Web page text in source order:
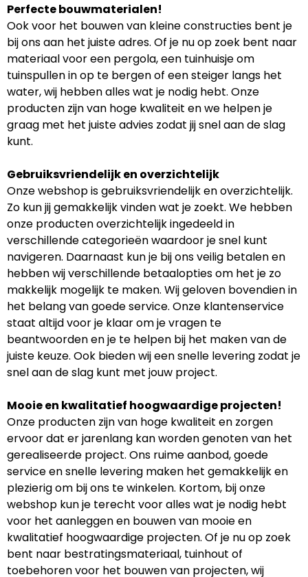
Perfecte bouwmaterialen!
Ook voor het bouwen van kleine constructies bent je
bij ons aan het juiste adres. Of je nu op zoek bent naar
materiaal voor een pergola, een tuinhuisje om
tuinspullen in op te bergen of een steiger langs het
water, wij hebben alles wat je nodig hebt. Onze
producten zijn van hoge kwaliteit en we helpen je
graag met het juiste advies zodat jij snel aan de slag
kunt.
Gebruiksvriendelijk en overzichtelijk
Onze webshop is gebruiksvriendelijk en overzichtelijk.
Zo kun jij gemakkelijk vinden wat je zoekt. We hebben
onze producten overzichtelijk ingedeeld in
verschillende categorieën waardoor je snel kunt
navigeren. Daarnaast kun je bij ons veilig betalen en
hebben wij verschillende betaalopties om het je zo
makkelijk mogelijk te maken. Wij geloven bovendien in
het belang van goede service. Onze klantenservice
staat altijd voor je klaar om je vragen te
beantwoorden en je te helpen bij het maken van de
juiste keuze. Ook bieden wij een snelle levering zodat je
snel aan de slag kunt met jouw project.
Mooie en kwalitatief hoogwaardige projecten!
Onze producten zijn van hoge kwaliteit en zorgen
ervoor dat er jarenlang kan worden genoten van het
gerealiseerde project. Ons ruime aanbod, goede
service en snelle levering maken het gemakkelijk en
plezierig om bij ons te winkelen. Kortom, bij onze
webshop kun je terecht voor alles wat je nodig hebt
voor het aanleggen en bouwen van mooie en
kwalitatief hoogwaardige projecten. Of je nu op zoek
bent naar bestratingsmateriaal, tuinhout of
toebehoren voor het bouwen van projecten, wij